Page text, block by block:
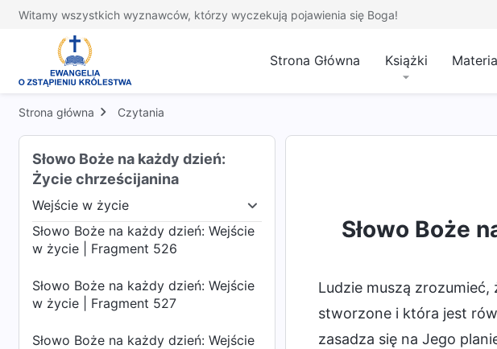
Witamy wszystkich wyznawców, którzy wyczekują pojawienia się Boga!
Strona Główna Książki
Strona główna Czytania
Słowo Boże na każdy dzień:
Życie chrześcijanina
Wejście w życie
Wejście w życie Przeznaczenie i wynik
Słowo Boże na każdy dzień: Wejście
Słowo Boże na każdy dzień: Wejście
w życie | Fragment 523
Słowo Boże na każdy dzień: Wejście
w życie | Fragment 524
Słowo Boże na każdy dzień: Wejście
Słowo Boże na każdy dzień: Wejście
w życie | Fragment 526
Słowo Boże na każdy dzień: Wejście
w życie | Fragment 527
Słowo Boże na każdy dzień: Wejście
Słowo Boże
Ludzie muszą
stworzone i która jest
zasadza się na Jego